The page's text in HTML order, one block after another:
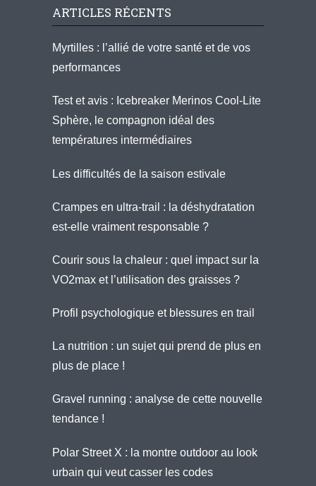
ARTICLES RÉCENTS
Myrtilles : l’allié de votre santé et de vos
performances
Test et avis : Icebreaker Merinos Cool-Lite
Sphère, le compagnon idéal des
températures intermédiaires
Les difficultés de la saison estivale
Crampes en ultra-trail : la déshydratation
est-elle vraiment responsable ?
Courir sous la chaleur : quel impact sur la
VO2max et l’utilisation des graisses ?
Profil psychologique et blessures en trail
La nutrition : un sujet qui prend de plus en
plus de place !
Gravel running : analyse de cette nouvelle
tendance !
Polar Street X : la montre outdoor au look
urbain qui veut casser les codes